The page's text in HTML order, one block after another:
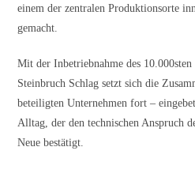
einem der zentralen Produktionsorte
gemacht.
Mit der Inbetriebnahme des
Steinbruch Schlag setzt sich die
beteiligten Unternehmen fort –
Alltag, der den technischen Anspruch
Neue bestätigt.